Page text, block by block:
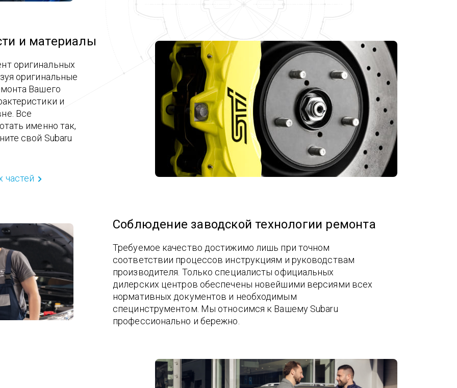
и материалы
оригинальных
оригинальные
Вашего
и
Все
именно так,
свой Subaru
частей
Соблюдение заводской технологии ремонта
Требуемое качество достижимо лишь при точном
соответствии процессов инструкциям и руководствам
производителя. Только специалисты официальных
дилерских центров обеспечены новейшими версиями всех
нормативных документов и необходимым
специнструментом. Мы относимся к Вашему Subaru
профессионально и бережно.